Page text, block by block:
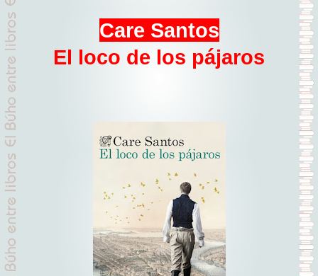
Care Santos
El loco de los pájaros